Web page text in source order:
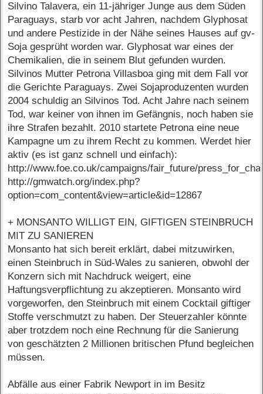
Silvino Talavera, ein 11-jähriger Junge aus dem Süden
Paraguays, starb vor acht Jahren, nachdem Glyphosat
und andere Pestizide in der Nähe seines Hauses auf gv-
Soja gesprüht worden war. Glyphosat war eines der
Chemikalien, die in seinem Blut gefunden wurden.
Silvinos Mutter Petrona Villasboa ging mit dem Fall vor
die Gerichte Paraguays. Zwei Sojaproduzenten wurden
2004 schuldig an Silvinos Tod. Acht Jahre nach seinem
Tod, war keiner von ihnen im Gefängnis, noch haben sie
ihre Strafen bezahlt. 2010 startete Petrona eine neue
Kampagne um zu ihrem Recht zu kommen. Werdet hier
aktiv (es ist ganz schnell und einfach):
http://www.foe.co.uk/campaigns/fair_future/
http://gmwatch.org/index.php?
option=com_content&view=article&id=12867
+ MONSANTO WILLIGT EIN, GIFTIGEN STEINBRUCH
MIT ZU SANIEREN
Monsanto hat sich bereit erklärt, dabei mitzuwirken,
einen Steinbruch in Süd-Wales zu sanieren, obwohl der
Konzern sich mit Nachdruck weigert, eine
Haftungsverpflichtung zu akzeptieren. Monsanto wird
vorgeworfen, den Steinbruch mit einem Cocktail giftiger
Stoffe verschmutzt zu haben. Der Steuerzahler könnte
aber trotzdem noch eine Rechnung für die Sanierung
von geschätzten 2 Millionen britischen Pfund begleichen
müssen.
Abfälle aus einer Fabrik Newport in im Besitz